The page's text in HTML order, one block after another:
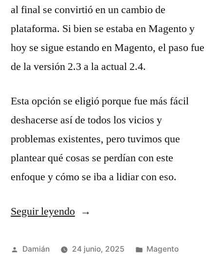
al final se convirtió en un cambio de
plataforma. Si bien se estaba en Magento y
hoy se sigue estando en Magento, el paso fue
de la versión 2.3 a la actual 2.4.
Esta opción se eligió porque fue más fácil
deshacerse así de todos los vicios y
problemas existentes, pero tuvimos que
plantear qué cosas se perdían con este
enfoque y cómo se iba a lidiar con eso.
Seguir leyendo«Breve
de
Publicado
Damián 24 junio, 2025
Publicado
Magento